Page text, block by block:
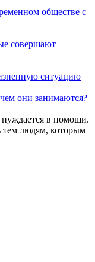
обществе с
совершают
ситуацию
они занимаются?
нуждается в помощи.
тем людям, которым